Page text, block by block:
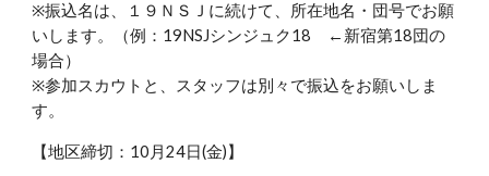
※振込名は、１９ＮＳＪに続けて、所在地名・団号でお願
いします。（例：19NSJシンジュク18 ←新宿第18団の
場合）
※参加スカウトと、スタッフは別々で振込をお願いしま
す。
【地区締切：10月24日(金)】